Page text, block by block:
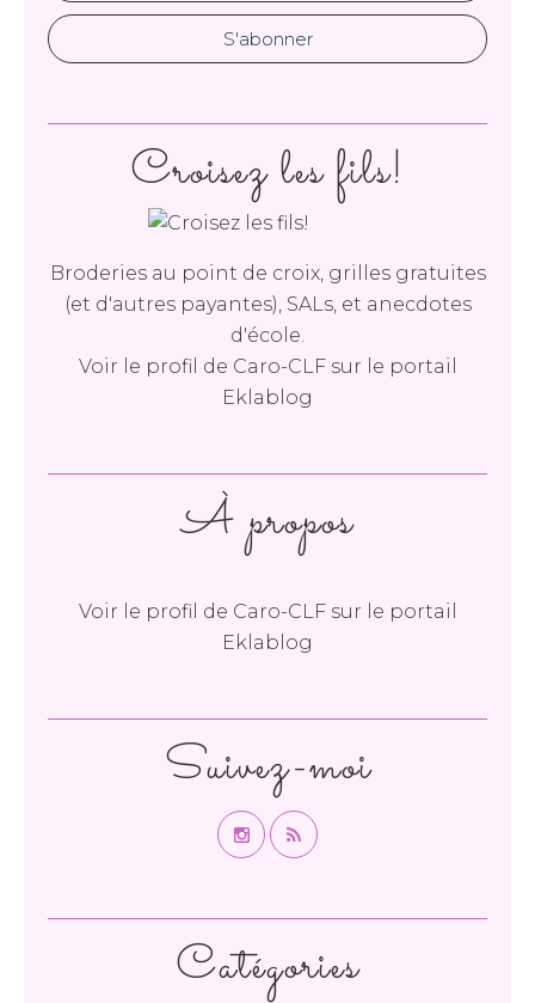
Catégories
Croisez les fils!
Broderies au point de croix, grilles gratuites
(et d'autres payantes), SALs, et anecdotes
d'école.
Voir le profil de Caro-CLFsur le portail
Eklablog
Suivez-moi
À propos
Voir le profil de Caro-CLFsur le portail
Eklablog